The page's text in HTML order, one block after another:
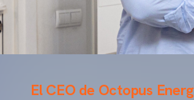
El CEO de Octopus